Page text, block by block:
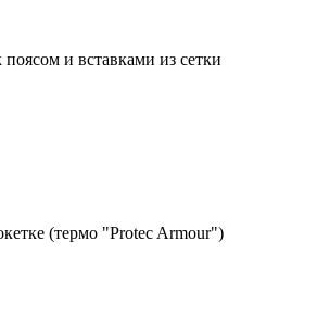
и вставками из сетки
(термо "Protec Armour")